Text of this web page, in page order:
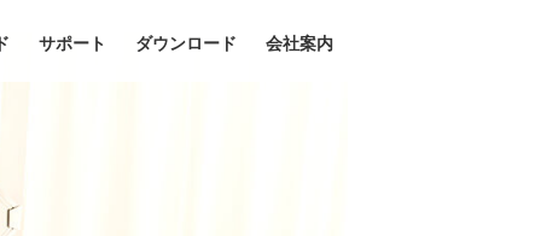
サポート ダウンロード 会社案内